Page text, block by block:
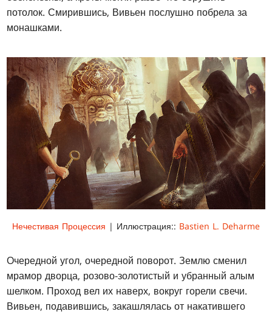
потолок. Смирившись, Вивьен послушно побрела за
монашками.
Нечестивая Процессия | Иллюстрация:: Bastien L. Deharme
Очередной угол, очередной поворот. Землю сменил
мрамор дворца, розово-золотистый и убранный алым
шелком. Проход вел их наверх, вокруг горели свечи.
Вивьен, подавившись, закашлялась от накатившего